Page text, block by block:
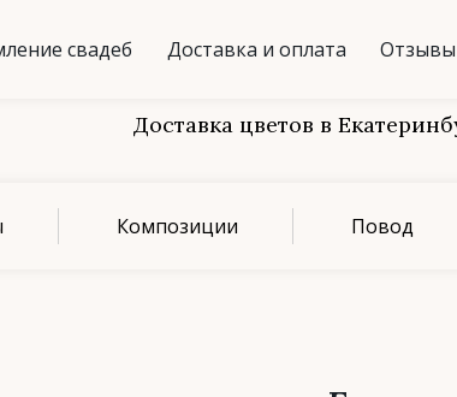
свадеб Доставка и оплата Отзывы
Доставка цветов в
Композиции Повод